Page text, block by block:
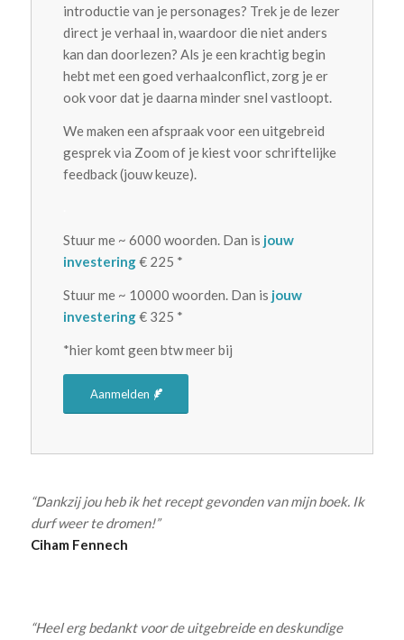
introductie van je personages? Trek je de lezer
direct je verhaal in, waardoor die niet anders
kan dan doorlezen? Als je een krachtig begin
hebt met een goed verhaalconflict, zorg je er
ook voor dat je daarna minder snel vastloopt.
We maken een afspraak voor een uitgebreid
gesprek via Zoom of je kiest voor schriftelijke
feedback (jouw keuze).
Stuur me ~ 6000 woorden. Dan is jouw
investering€ 225 *
Stuur me ~ 10000 woorden. Dan is jouw
investering€ 325 *
*hier komt geen btw meer bij
Aanmelden
“Dankzij jou heb ik het recept gevonden van mijn boek. Ik
durf weer te dromen!”
Ciham Fennech
“Heel erg bedankt voor de uitgebreide en deskundige